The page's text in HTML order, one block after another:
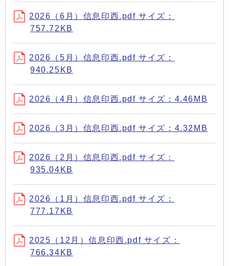
2026（6月）信息印西.pdf サイズ：
757.72KB
2026（5月）信息印西.pdf サイズ：
940.25KB
2026（4月）信息印西.pdf サイズ：4.46MB
2026（3月）信息印西.pdf サイズ：4.32MB
2026（2月）信息印西.pdf サイズ：
935.04KB
2026（1月）信息印西.pdf サイズ：
777.17KB
2025（12月）信息印西.pdf サイズ：
766.34KB